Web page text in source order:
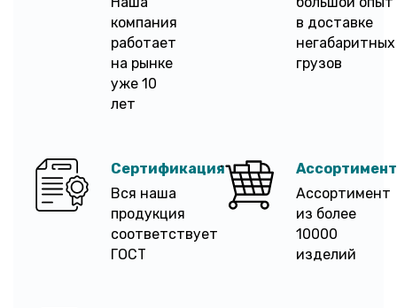
компания
работает
на рынке
уже 10
лет
в доставке
негабаритных
грузов
Сертификация
Вся наша
продукция
соответствует
ГОСТ
Ассортимент
Ассортимент
из более
10000
изделий